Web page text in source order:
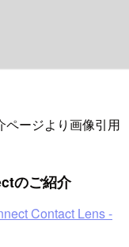
ページより画像引用
のご紹介
Contact Lens -